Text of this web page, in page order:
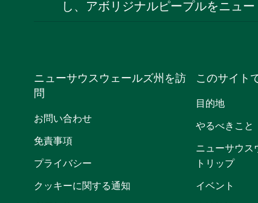
し、アボリジナルピープルをニュ
ニューサウスウェールズ州を訪
問
お問い合わせ
免責事項
プライバシー
クッキーに関する通知
このサイト
目的地
やるべきこと
ニューサウス
トリップ
イベント